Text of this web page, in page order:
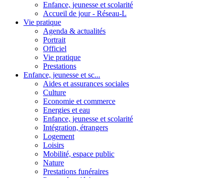
Enfance, jeunesse et scolarité
Accueil de jour - Réseau-L
Vie pratique
Agenda & actualités
Portrait
Officiel
Vie pratique
Prestations
Enfance, jeunesse et sc...
Aides et assurances sociales
Culture
Economie et commerce
Energies et eau
Enfance, jeunesse et scolarité
Intégration, étrangers
Logement
Loisirs
Mobilité, espace public
Nature
Prestations funéraires